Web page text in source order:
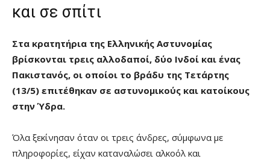
και σε σπίτι
Στα κρατητήρια της Ελληνικής Αστυνομίας
βρίσκονται τρεις αλλοδαποί, δύο Ινδοί και ένας
Πακιστανός, οι οποίοι το βράδυ της Τετάρτης
(13/5) επιτέθηκαν σε αστυνομικούς και κατοίκους
στην Ύδρα.
​Όλα ξεκίνησαν όταν οι τρεις άνδρες, σύμφωνα με
πληροφορίες, είχαν καταναλώσει αλκοόλ και